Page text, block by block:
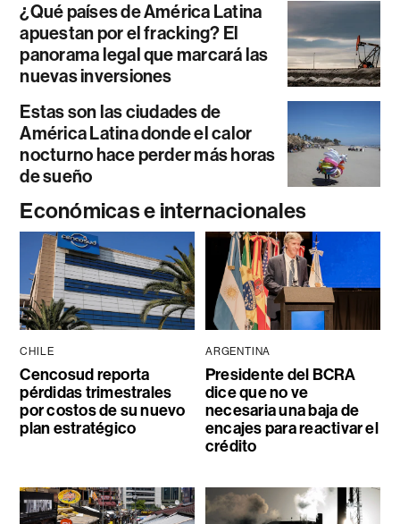
¿Qué países de América Latina
apuestan por el fracking? El
panorama legal que marcará las
nuevas inversiones
Estas son las ciudades de
América Latina donde el calor
nocturno hace perder más horas
de sueño
Económicas e internacionales
CHILE
Cencosud reporta
pérdidas trimestrales
por costos de su nuevo
plan estratégico
ARGENTINA
Presidente del BCRA
dice que no ve
necesaria una baja de
encajes para reactivar el
crédito